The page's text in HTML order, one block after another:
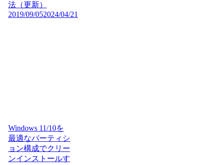
法（更新）
2019/09/052024/04/21
Windows 11/10を
最適なパーティシ
ョン構成でクリー
ンインストールす